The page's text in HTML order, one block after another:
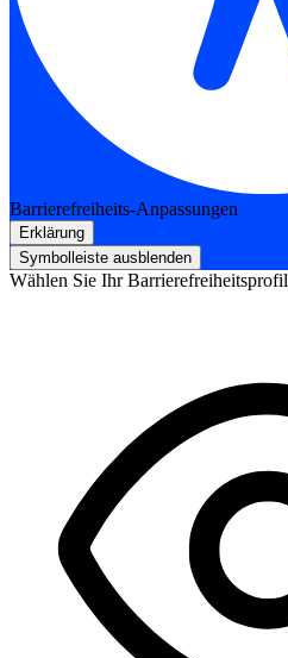
Barrierefreiheits-Anpassungen
Erklärung
Symbolleiste ausblenden
Wählen Sie Ihr Barrierefreiheitsprofil